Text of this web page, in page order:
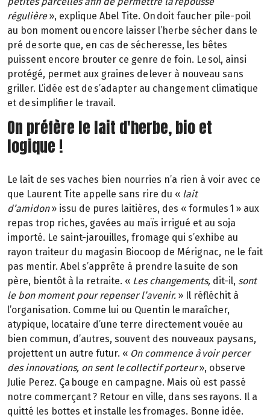
régulière », explique Abel Tite. On doit faucher pile-poil
au bon moment ou encore laisser l’herbe sécher dans le
pré de sorte que, en cas de sécheresse, les bêtes
puissent encore brouter ce genre de foin. Le sol, ainsi
protégé, permet aux graines de lever à nouveau sans
griller. L’idée est de s’adapter au changement climatique
et de simplifier le travail.
On préfère le lait d'herbe, bio et
logique !
Le lait de ses vaches bien nourries n’a rien à voir avec ce
que Laurent Tite appelle sans rire du « lait
d’amidon » issu de pures laitières, des « formules 1 » aux
repas trop riches, gavées au maïs irrigué et au soja
importé. Le saint-jarouilles, fromage qui s’exhibe au
rayon traiteur du magasin Biocoop de Mérignac, ne le fait
pas mentir. Abel s’apprête à prendre la suite de son
père, bientôt à la retraite. « Les changements, dit-il, sont
le bon moment pour repenser l’avenir. » Il réfléchit à
l’organisation. Comme lui ou Quentin le maraîcher,
atypique, locataire d’une terre directement vouée au
bien commun, d’autres, souvent des nouveaux paysans,
projettent un autre futur. « On commence à voir percer
des innovations, on sent lecollectif porteur », observe
Julie Perez. Ça bouge en campagne. Mais où est passé
notre commerçant? Retour en ville, dans ses rayons. Il a
quitté les bottes et installe les fromages. Bonne idée.